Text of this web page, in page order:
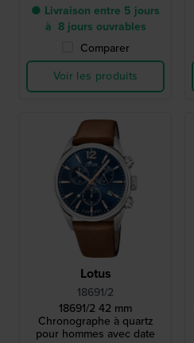
● Livraison entre 5 jours
à 8 jours ouvrables
Comparer
Voir les produits
Lotus
18691/2
18691/2 42 mm
Chronographe à quartz
pour hommes avec date